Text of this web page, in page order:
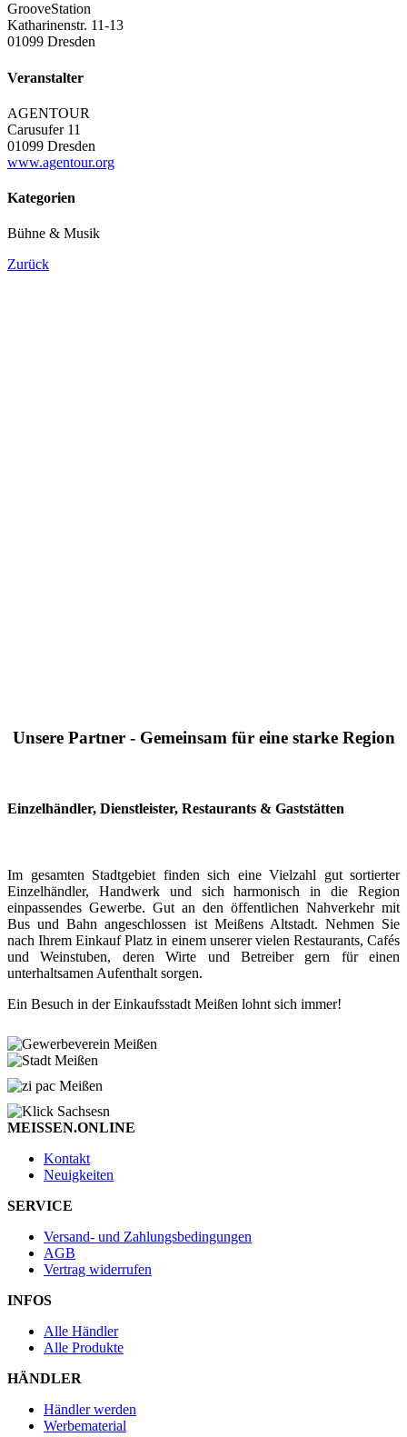
GrooveStation
Katharinenstr. 11-13
01099 Dresden
Veranstalter
AGENTOUR
Carusufer 11
01099 Dresden
www.agentour.org
Kategorien
Bühne & Musik
Zurück
Unsere Partner - Gemeinsam für eine starke Region
Einzelhändler, Dienstleister, Restaurants & Gaststätten
Im gesamten Stadtgebiet finden sich eine Vielzahl gut sortierter
Einzelhändler, Handwerk und sich harmonisch in die Region
einpassendes Gewerbe. Gut an den öffentlichen Nahverkehr mit
Bus und Bahn angeschlossen ist Meißens Altstadt. Nehmen Sie
nach Ihrem Einkauf Platz in einem unserer vielen Restaurants, Cafés
und Weinstuben, deren Wirte und Betreiber gern für einen
unterhaltsamen Aufenthalt sorgen.
Ein Besuch in der Einkaufsstadt Meißen lohnt sich immer!
MEISSEN.ONLINE
Kontakt
Neuigkeiten
SERVICE
Versand- und Zahlungsbedingungen
AGB
Vertrag widerrufen
INFOS
Alle Händler
Alle Produkte
HÄNDLER
Händler werden
Werbematerial